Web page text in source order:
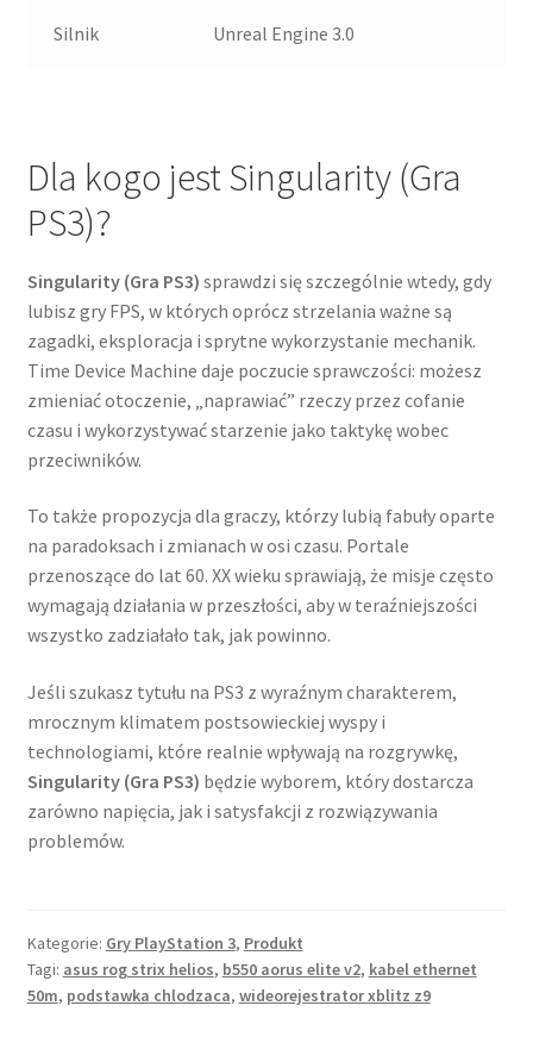
Silnik Unreal Engine 3.0
Dla kogo jest Singularity (Gra
PS3)?
Singularity (Gra PS3) sprawdzi się szczególnie wtedy, gdy
lubisz gry FPS, w których oprócz strzelania ważne są
zagadki, eksploracja i sprytne wykorzystanie mechanik.
Time Device Machine daje poczucie sprawczości: możesz
zmieniać otoczenie, „naprawiać” rzeczy przez cofanie
czasu i wykorzystywać starzenie jako taktykę wobec
przeciwników.
To także propozycja dla graczy, którzy lubią fabuły oparte
na paradoksach i zmianach w osi czasu. Portale
przenoszące do lat 60. XX wieku sprawiają, że misje często
wymagają działania w przeszłości, aby w teraźniejszości
wszystko zadziałało tak, jak powinno.
Jeśli szukasz tytułu na PS3 z wyraźnym charakterem,
mrocznym klimatem postsowieckiej wyspy i
technologiami, które realnie wpływają na rozgrywkę,
Singularity (Gra PS3) będzie wyborem, który dostarcza
zarówno napięcia, jak i satysfakcji z rozwiązywania
problemów.
Kategorie: Gry PlayStation 3, Produkt
Tagi: asus rog strix helios, b550 aorus elite v2, kabel ethernet
50m, podstawka chlodzaca, wideorejestrator xblitz z9